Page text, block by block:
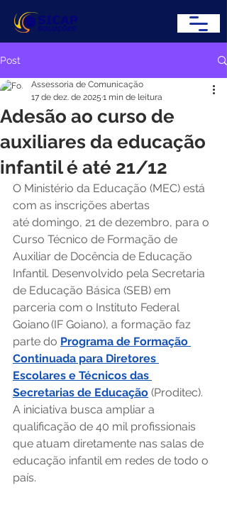
Post
Adesão ao curso de
auxiliares da educação
infantil é até 21/12
Assessoria de Comunicação
17 de dez. de 2025 1 min de leitura
O Ministério da Educação (MEC) está
com as inscrições abertas
até domingo, 21 de dezembro, para o
Curso Técnico de Formação de
Auxiliar de Docência de Educação
Infantil. Desenvolvido pela Secretaria
de Educação Básica (SEB) em
parceria com o Instituto Federal
Goiano (IF Goiano), a formação faz
parte do Programa de Formação
Continuada para Diretores
Escolares e Técnicos das
Secretarias de Educação (Proditec).
A iniciativa busca ampliar a
qualificação de 40 mil profissionais
que atuam diretamente nas salas de
educação infantil em redes de todo o
país.